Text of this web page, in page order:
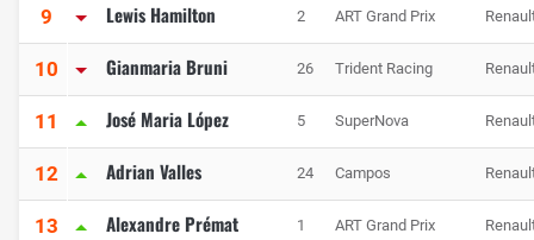
9 Lewis Hamilton 2 ART Grand Prix
10 Gianmaria Bruni 26 Trident Racing
11 José Maria López 5 SuperNova
12 Adrian Valles 24 Campos
13 Alexandre Prémat 1 ART Grand Prix